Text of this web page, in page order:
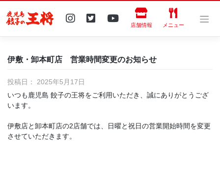
content
店舗情報 メニュー
伊敷・卸本町店 営業時間変更のお知らせ
投稿日： 2025年5月17日
いつも鹿児島 餃子の王将をご利用いただき、誠にありがとうござ
います。
伊敷店と卸本町店の2店舗では、日曜と祝日の営業開始時間を変更
させていただきます。